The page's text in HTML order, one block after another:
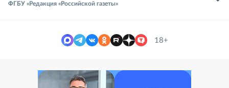
ФГБУ «Редакция «Российской газеты»
18+